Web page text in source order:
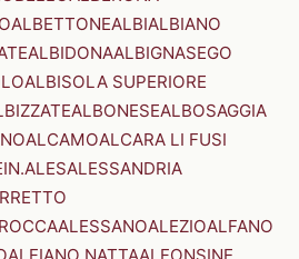
ALBETTONEALBIALBIANO
ALBIDONAALBIGNASEGO
ALBISOLA SUPERIORE
ALBONESEALBOSAGGIA
ALCAMOALCARA LI FUSI
ALESALESSANDRIA
ALESSANOALEZIOALFANO